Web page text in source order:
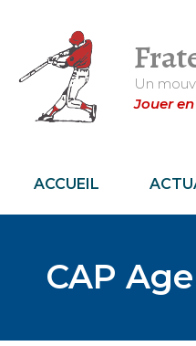
Un
Jouer
ACCUEIL
CAP